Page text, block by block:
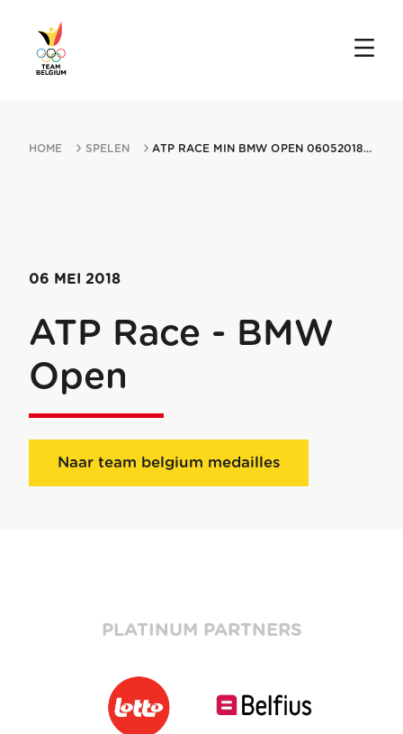
HOME SPELEN ATP RACE MIN BMW OPEN 06052018 MUNICH
06 MEI 2018
ATP Race - BMW
Open
Naar team belgium medailles
PLATINUM PARTNERS